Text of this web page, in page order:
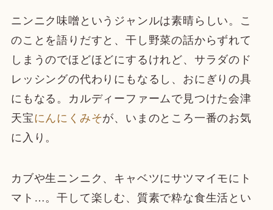
ニンニク味噌というジャンルは素晴らしい。こ
のことを語りだすと、干し野菜の話からずれて
しまうのでほどほどにするけれど、サラダのド
レッシングの代わりにもなるし、おにぎりの具
にもなる。カルディーファームで見つけた会津
天宝にんにくみそが、いまのところ一番のお気
に入り。
カブや生ニンニク、キャベツにサツマイモにト
マト…。干して楽しむ、質素で粋な食生活とい